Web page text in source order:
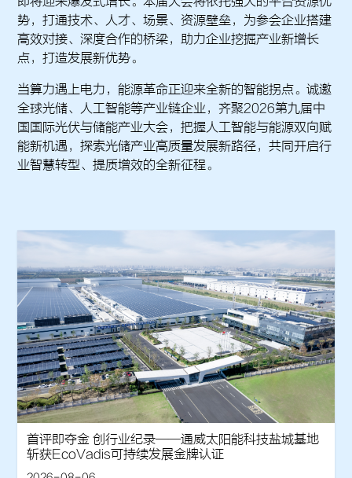
势，打通技术、人才、场景、资源壁垒，为参会企业搭建
高效对接、深度合作的桥梁，助力企业挖掘产业新增长
点，打造发展新优势。
当算力遇上电力，能源革命正迎来全新的智能拐点。诚邀
全球光储、人工智能等产业链企业，齐聚2026第九届中
国国际光伏与储能产业大会，把握人工智能与能源双向赋
能新机遇，探索光储产业高质量发展新路径，共同开启行
业智慧转型、提质增效的全新征程。
首评即夺金 创行业纪录——通威太阳能科技盐城基地
斩获EcoVadis可持续发展金牌认证